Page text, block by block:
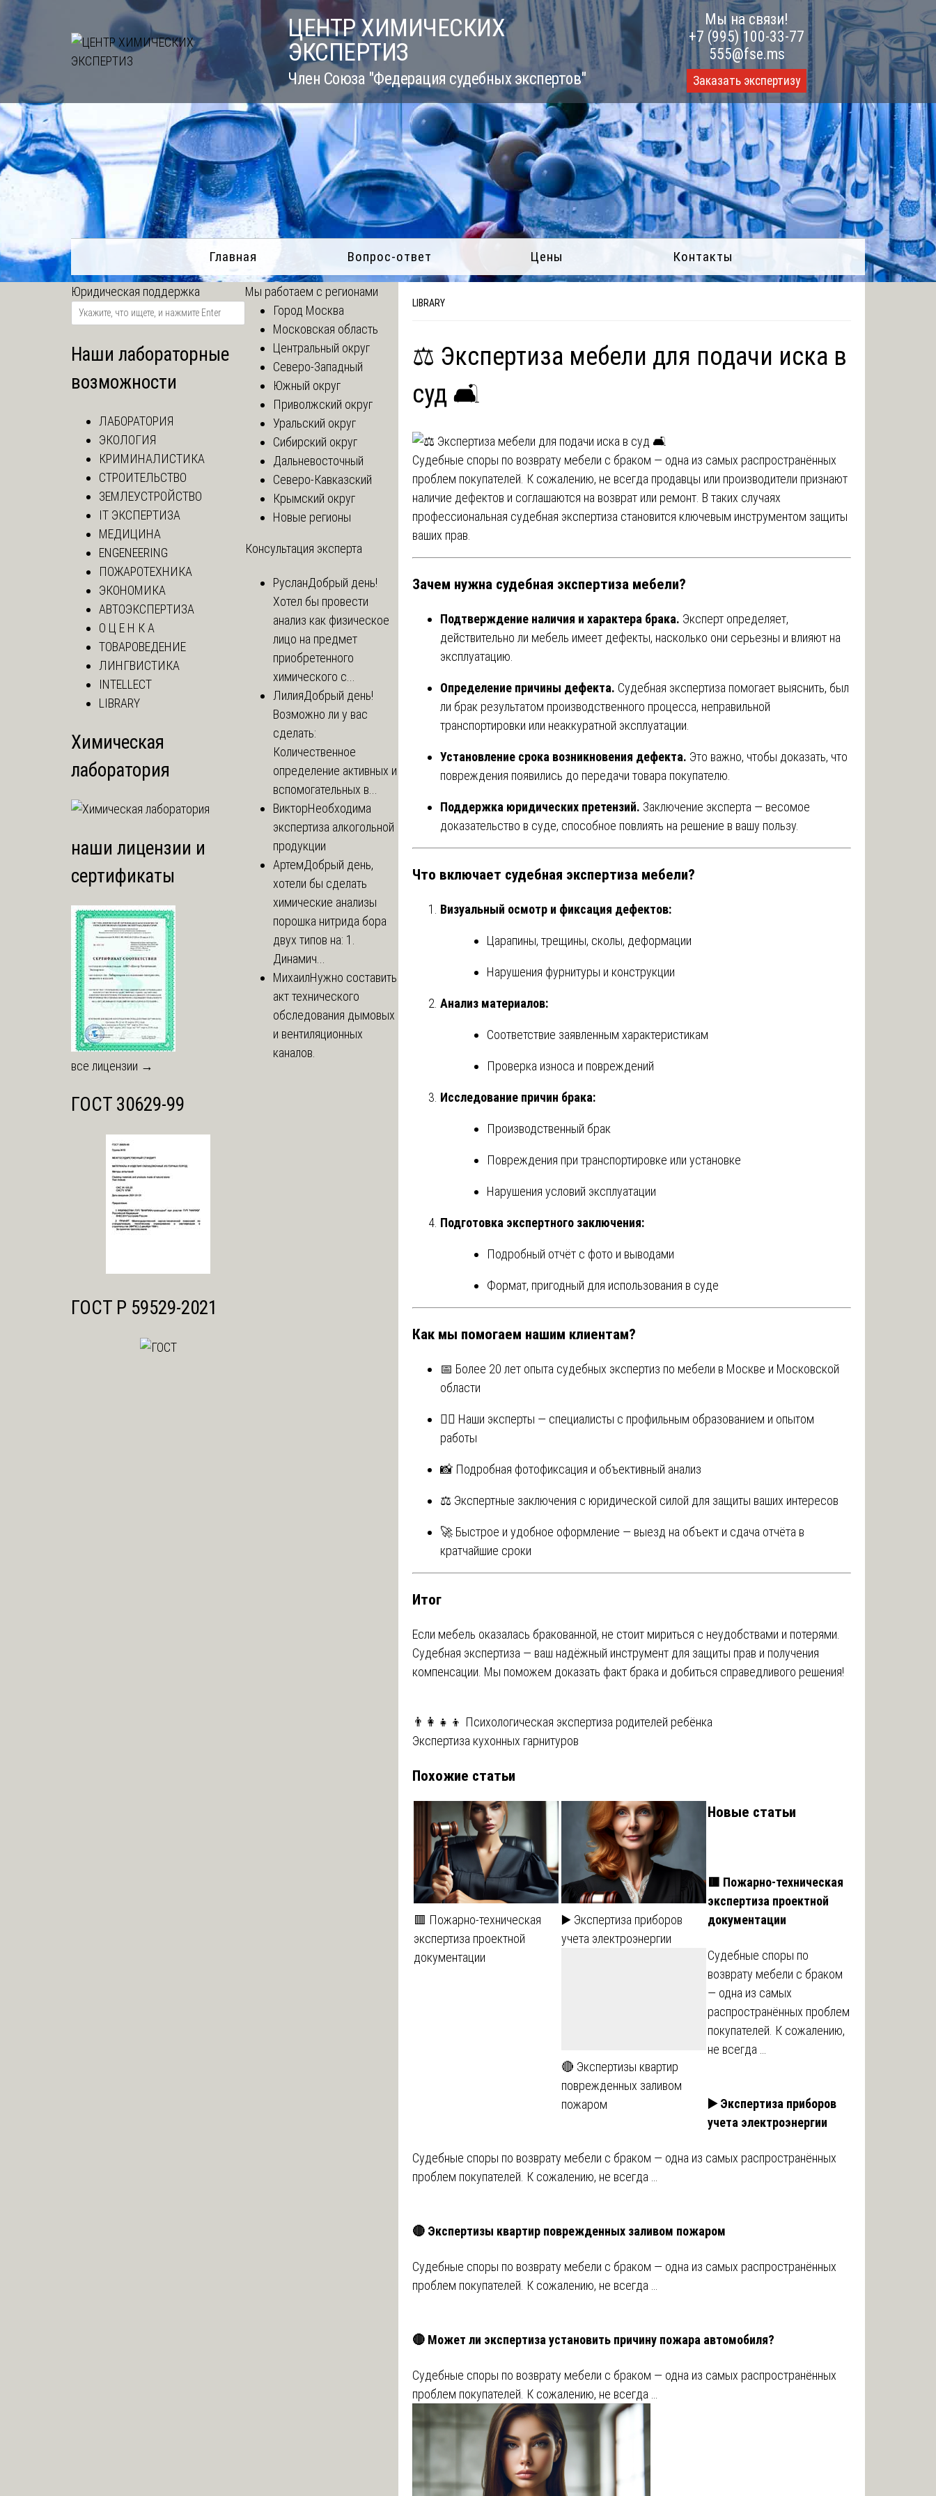
content
ЦЕНТР ХИМИЧЕСКИХ
ЭКСПЕРТИЗ
Член Союза "Федерация судебных экспертов"
Мы на связи!
+7 (995) 100-33-77
555@fse.ms
Заказать экспертизу
Главная Вопрос-ответ Цены Контакты
LIBRARY
⚖️ Экспертиза мебели для подачи иска в
суд 🛋️
Судебные споры по возврату мебели с браком — одна из самых распространённых
проблем покупателей. К сожалению, не всегда продавцы или производители признают
наличие дефектов и соглашаются на возврат или ремонт. В таких случаях
профессиональная судебная экспертиза становится ключевым инструментом защиты
ваших прав.
Зачем нужна судебная экспертиза мебели?
Подтверждение наличия и характера брака. Эксперт определяет,
действительно ли мебель имеет дефекты, насколько они серьезны и влияют на
эксплуатацию.
Определение причины дефекта. Судебная экспертиза помогает выяснить, был
ли брак результатом производственного процесса, неправильной
транспортировки или неаккуратной эксплуатации.
Установление срока возникновения дефекта. Это важно, чтобы доказать, что
повреждения появились до передачи товара покупателю.
Поддержка юридических претензий. Заключение эксперта — весомое
доказательство в суде, способное повлиять на решение в вашу пользу.
Что включает судебная экспертиза мебели?
Визуальный осмотр и фиксация дефектов:
Царапины, трещины, сколы, деформации
Нарушения фурнитуры и конструкции
Анализ материалов:
Соответствие заявленным характеристикам
Проверка износа и повреждений
Исследование причин брака:
Производственный брак
Повреждения при транспортировке или установке
Нарушения условий эксплуатации
Подготовка экспертного заключения:
Подробный отчёт с фото и выводами
Формат, пригодный для использования в суде
Как мы помогаем нашим клиентам?
📅 Более 20 лет опыта судебных экспертиз по мебели в Москве и Московской
области
👩‍⚖️ Наши эксперты — специалисты с профильным образованием и опытом
работы
📸 Подробная фотофиксация и объективный анализ
⚖️ Экспертные заключения с юридической силой для защиты ваших интересов
🚀 Быстрое и удобное оформление — выезд на объект и сдача отчёта в
кратчайшие сроки
Итог
Если мебель оказалась бракованной, не стоит мириться с неудобствами и потерями.
Судебная экспертиза — ваш надёжный инструмент для защиты прав и получения
компенсации. Мы поможем доказать факт брака и добиться справедливого решения!
Навигация
записям
👨‍👩‍👧‍👦 Психологическая экспертиза родителей ребёнка
Экспертиза кухонных гарнитуров
Похожие статьи
🟥 Пожарно-техническая
экспертиза проектной
документации
▶️ Экспертиза приборов
учета электроэнергии
🔴 Экспертизы квартир
поврежденных заливом
пожаром
Новые статьи
🟥 Пожарно-техническая
экспертиза проектной
документации
Судебные споры по
возврату мебели с браком
— одна из самых
распространённых проблем
покупателей. К сожалению,
не всегда …
▶️ Экспертиза приборов
учета электроэнергии
Судебные споры по возврату мебели с браком — одна из самых распространённых
проблем покупателей. К сожалению, не всегда …
🔴 Экспертизы квартир поврежденных заливом пожаром
Судебные споры по возврату мебели с браком — одна из самых распространённых
проблем покупателей. К сожалению, не всегда …
🔴 Может ли экспертиза установить причину пожара автомобиля?
Судебные споры по возврату мебели с браком — одна из самых распространённых
проблем покупателей. К сожалению, не всегда …
Юридическая поддержка
Наши лабораторные
возможности
ЛАБОРАТОРИЯ
ЭКОЛОГИЯ
КРИМИНАЛИСТИКА
СТРОИТЕЛЬСТВО
ЗЕМЛЕУСТРОЙСТВО
IT ЭКСПЕРТИЗА
МЕДИЦИНА
ENGENEERING
ПОЖАРОТЕХНИКА
ЭКОНОМИКА
АВТОЭКСПЕРТИЗА
О Ц Е Н К А
ТОВАРОВЕДЕНИЕ
ЛИНГВИСТИКА
INTELLECT
LIBRARY
Химическая
лаборатория
наши лицензии и
сертификаты
все лицензии →
ГОСТ 30629-99
ГОСТ Р 59529-2021
Мы работаем с регионами
Город Москва
Московская область
Центральный округ
Северо-Западный
Южный округ
Приволжский округ
Уральский округ
Сибирский округ
Дальневосточный
Северо-Кавказский
Крымский округ
Новые регионы
Консультация эксперта
РусланДобрый день!
Хотел бы провести
анализ как физическое
лицо на предмет
приобретенного
химического с...
ЛилияДобрый день!
Возможно ли у вас
сделать:
Количественное
определение активных и
вспомогательных в...
ВикторНеобходима
экспертиза алкогольной
продукции
АртемДобрый день,
хотели бы сделать
химические анализы
порошка нитрида бора
двух типов на: 1.
Динамич...
МихаилНужно составить
акт технического
обследования дымовых
и вентиляционных
каналов.